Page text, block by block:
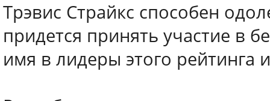
Трэвис Страйкс способен
придется принять участие в
имя в лидеры этого рейтинга